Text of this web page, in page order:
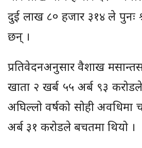
दुई लाख ८० हजार ३१४ ले पुनः
छन् ।
प्रतिवेदनअनुसार वैशाख
खाता २ खर्ब ५५ अर्ब ९३
अघिल्लो वर्षको सोही अवधिमा
अर्ब ३१ करोडले बचतमा थियो ।